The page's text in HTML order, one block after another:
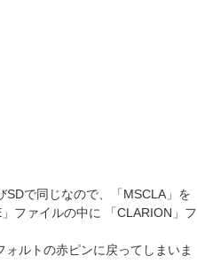
で同じなので、「MSCLA」を
ファイルの中に 「CLARION」フ
ルトの赤ピンに戻ってしまいま